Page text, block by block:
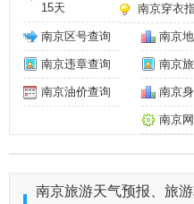
15天
南京穿衣
南京
南京区号查询
南京
南京违章查询
南京
南京油价查询
南京
南京旅游天气预报、旅